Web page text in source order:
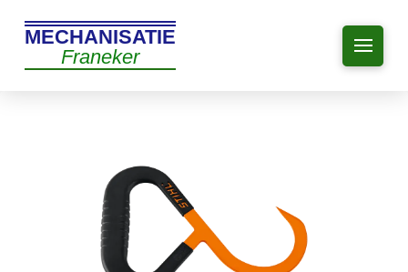
MECHANISATIE
Franeker